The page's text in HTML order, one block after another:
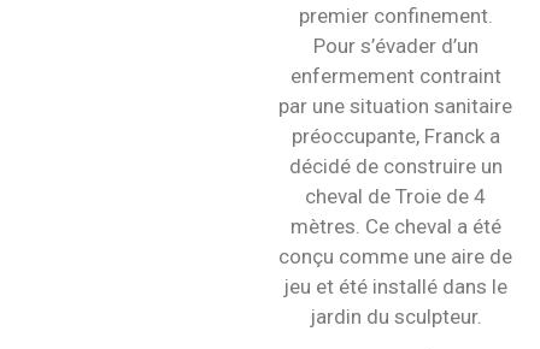
premier confinement.
Pour s’évader d’un
enfermement contraint
par une situation sanitaire
préoccupante, Franck a
décidé de construire un
cheval de Troie de 4
mètres. Ce cheval a été
conçu comme une aire de
jeu et été installé dans le
jardin du sculpteur.